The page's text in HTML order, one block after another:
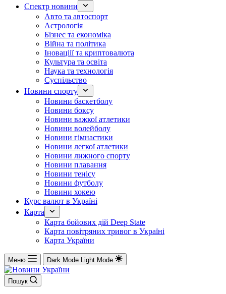
Спектр новини
Авто та автоспорт
Астрологія
Бізнес та економіка
Війна та політика
Іноваціії та криптовалюта
Культура та освіта
Наука та технологія
Суспільство
Новини спорту
Новини баскетболу
Новини боксу
Новини важкої атлетики
Новини волейболу
Новини гімнастики
Новини легкої атлетики
Новини лижного спорту
Новини плавання
Новини тенісу
Новини футболу
Новини хокею
Курс валют в Україні
Карта
Карта бойових дій Deep State
Карта повітряних тривог в Україні
Карта України
Меню Dark Mode Light Mode
Пошук